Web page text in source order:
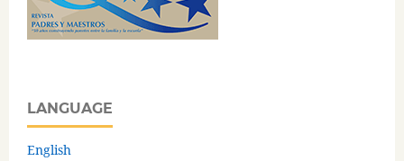
LANGUAGE
English